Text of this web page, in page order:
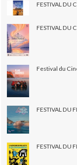
FESTIVAL DU
FESTIVAL DU
Festival du
FESTIVAL DU
FESTIVAL DU